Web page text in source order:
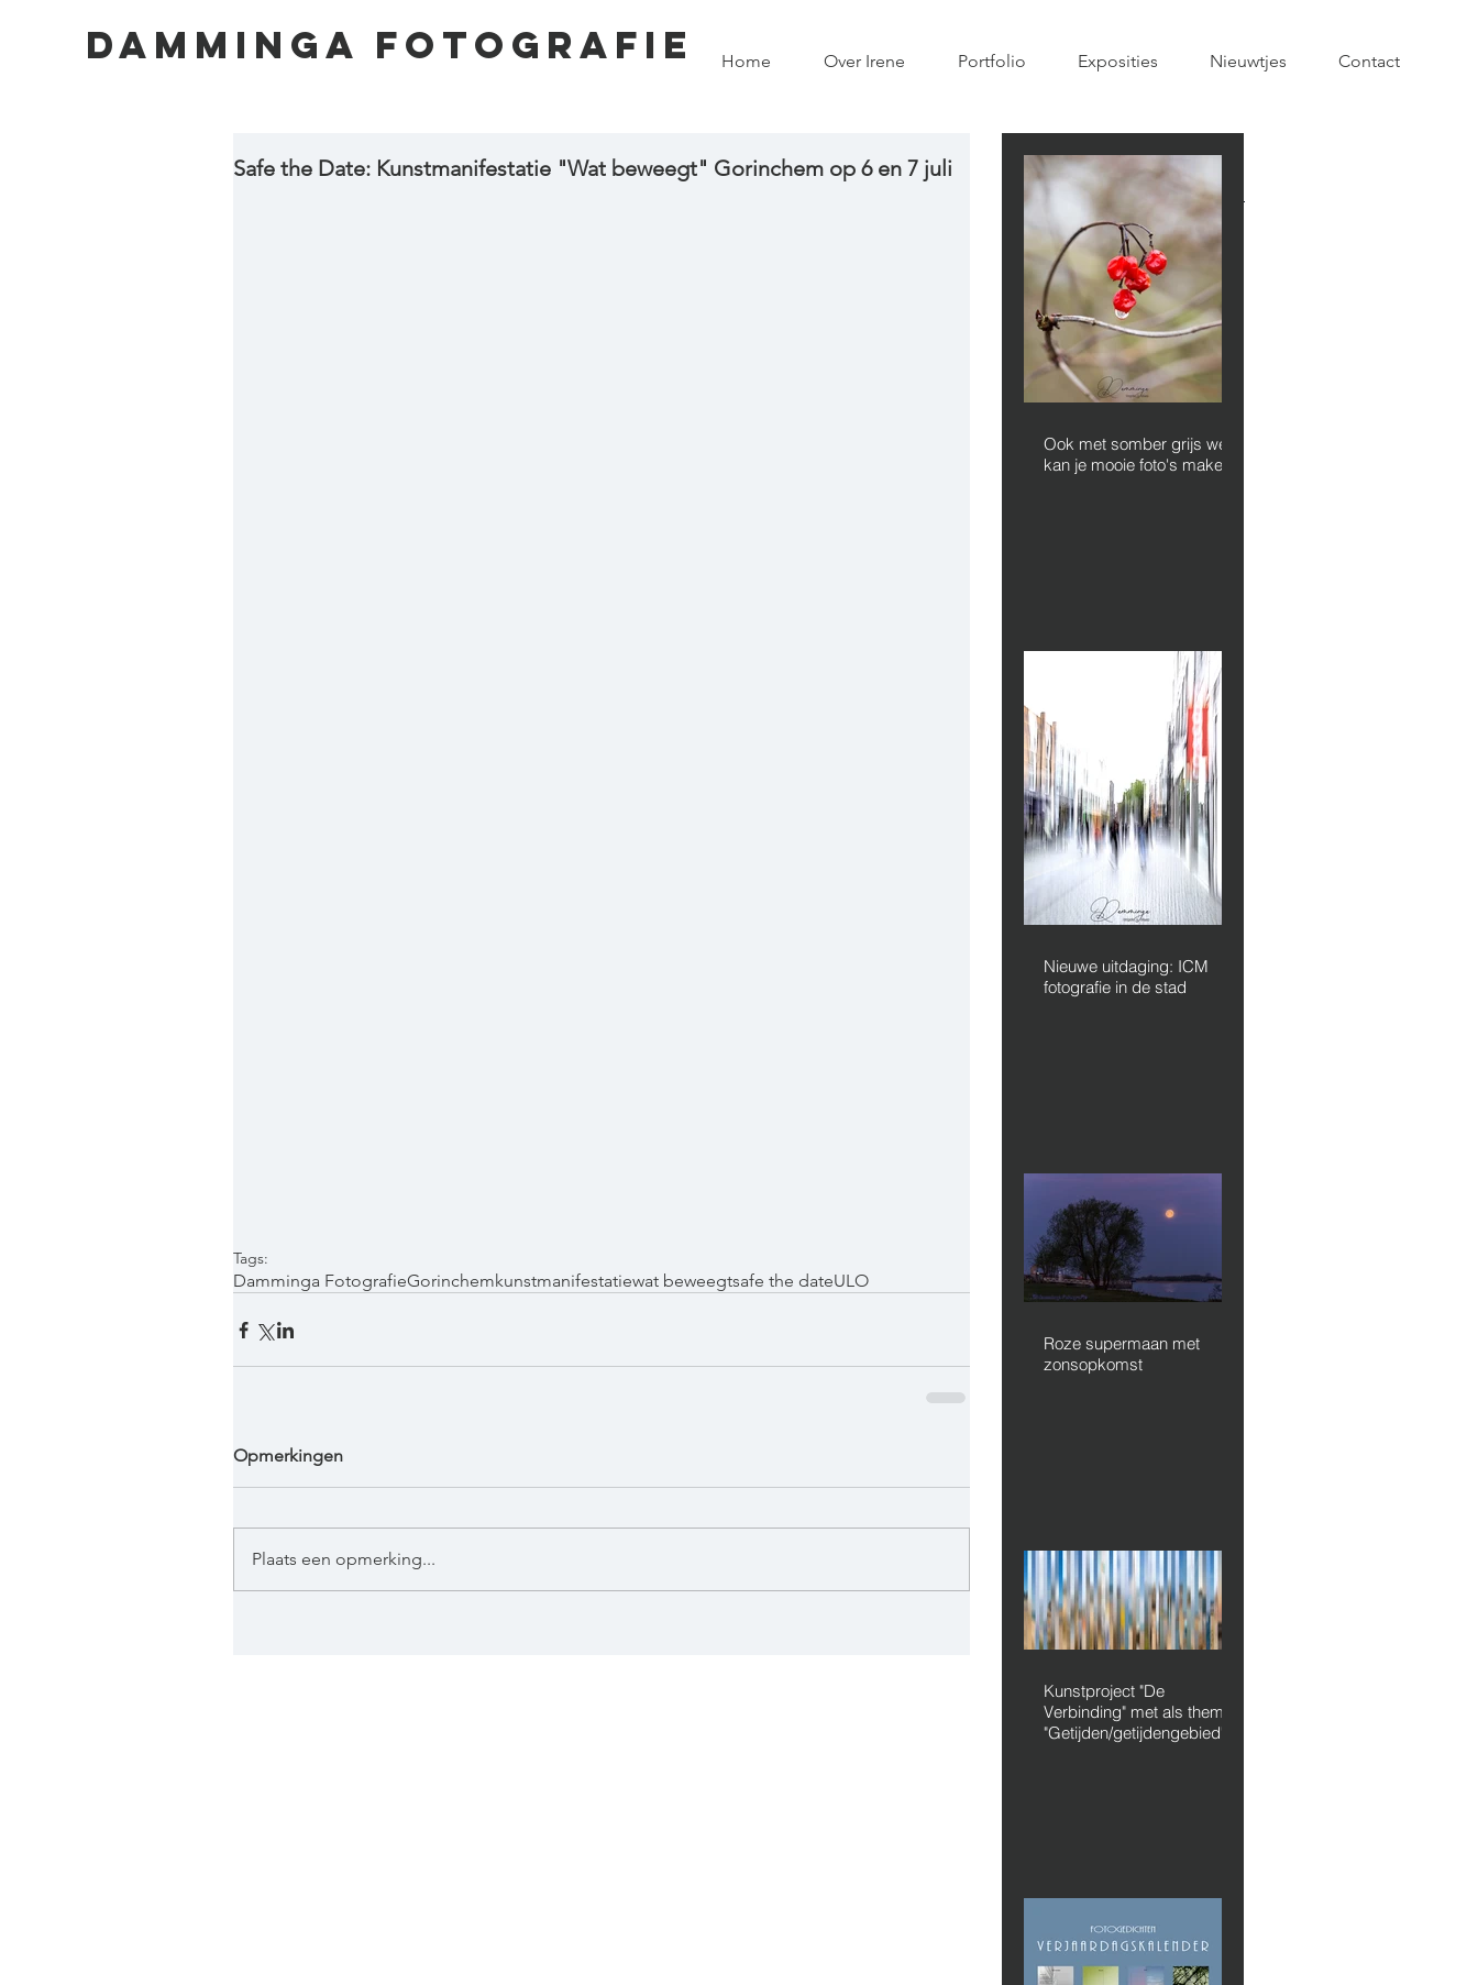
DAMMINGA FOTOGRAFIE Home Over Irene Portfolio Exposities Nieuwtjes Contact
Safe the Date: Kunstmanifestatie "Wat beweegt" Gorinchem op 6 en 7 juli
Tags:
Damminga FotografieGorinchemkunstmanifestatiewat beweegtsafe the dateULO
Opmerkingen
Plaats een opmerking...
Uitgelichte
berichten
Ook met somber grijs weer
kan je mooie foto's maken
Nieuwe uitdaging: ICM
fotografie in de stad
Roze supermaan met
zonsopkomst
Kunstproject "De
Verbinding" met als thema
"Getijden/getijdengebied"